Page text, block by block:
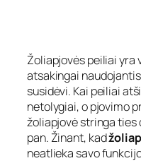
Žoliapjovės peiliai yra
atsakingai
susidėvi. Kai peiliai
netolygiai, o pjovimo
žoliapjovė stringa ties
pan. Žinant, kad
neatlieka savo